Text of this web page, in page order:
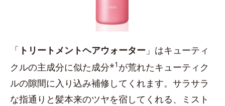
「 トリートメントヘアウォーター 」はキューティ
クルの主成分に似た成分*1 が荒れたキューティク
ルの隙間に入り込み補修してくれます。サラサラ
な指通りと髪本来のツヤを宿してくれる、ミスト